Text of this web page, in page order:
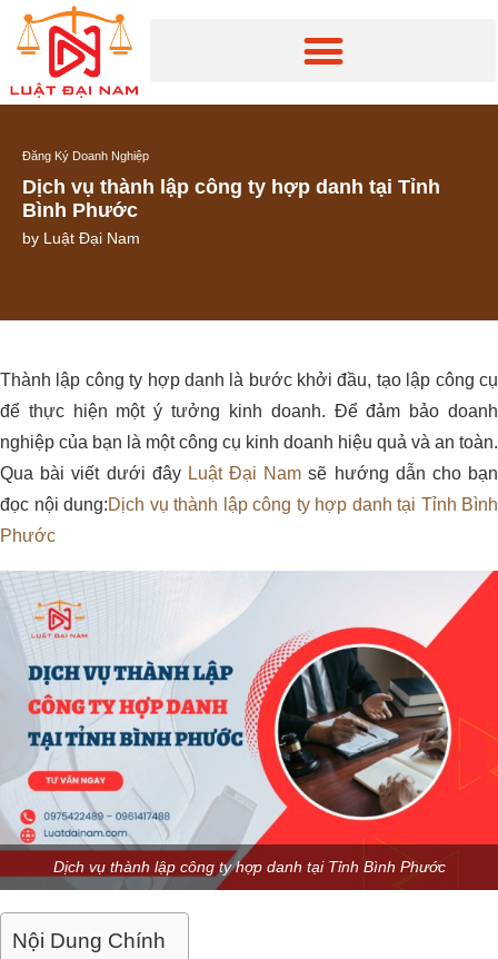
Đăng Ký Doanh Nghiệp
Dịch vụ thành lập công ty hợp danh tại Tỉnh
Bình Phước
by Luật Đại Nam
Thành lập công ty hợp danh là bước khởi đầu, tạo lập công cụ
để thực hiện một ý tưởng kinh doanh. Để đảm bảo doanh
nghiệp của bạn là một công cụ kinh doanh hiệu quả và an toàn.
Qua bài viết dưới đây Luật Đại Nam sẽ hướng dẫn cho bạn
đọc nội dung:Dịch vụ thành lập công ty hợp danh tại Tỉnh Bình
Phước
Dịch vụ thành lập công ty hợp danh tại Tỉnh Bình Phước
Nội Dung Chính